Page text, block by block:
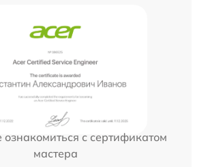
с сертификатом
мастера